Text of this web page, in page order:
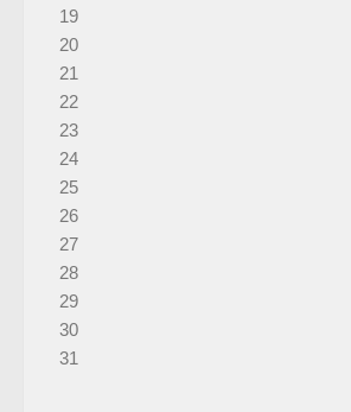
19
20
21
22
23
24
25
26
27
28
29
30
31